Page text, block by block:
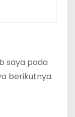
saya pada
berikutnya.